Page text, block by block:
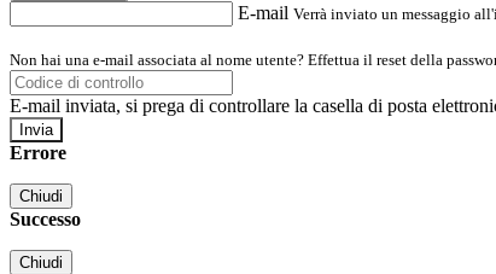
E-mail Verrà inviato un messaggio
Non hai una e-mail associata al nome utente? Effettua il reset della
E-mail inviata, si prega di controllare la casella di posta
Errore
Chiudi
Successo
Chiudi